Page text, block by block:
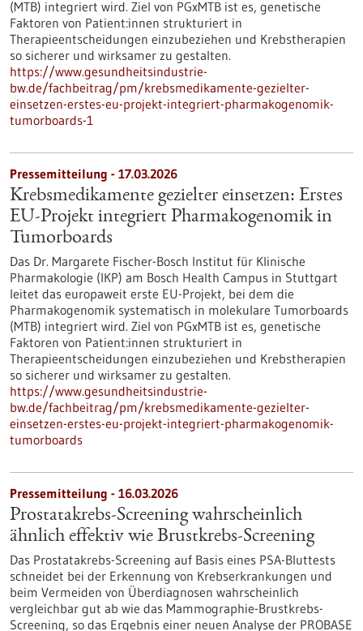
(MTB) integriert wird. Ziel von PGxMTB ist es, genetische
Faktoren von Patient:innen strukturiert in
Therapieentscheidungen einzubeziehen und Krebstherapien
so sicherer und wirksamer zu gestalten.
https://www.gesundheitsindustrie-
bw.de/fachbeitrag/pm/krebsmedikamente-gezielter-
einsetzen-erstes-eu-projekt-integriert-pharmakogenomik-
tumorboards-1
Pressemitteilung - 17.03.2026
Krebsmedikamente gezielter einsetzen: Erstes
EU-Projekt integriert Pharmakogenomik in
Tumorboards
Das Dr. Margarete Fischer-Bosch Institut für Klinische
Pharmakologie (IKP) am Bosch Health Campus in Stuttgart
leitet das europaweit erste EU-Projekt, bei dem die
Pharmakogenomik systematisch in molekulare Tumorboards
(MTB) integriert wird. Ziel von PGxMTB ist es, genetische
Faktoren von Patient:innen strukturiert in
Therapieentscheidungen einzubeziehen und Krebstherapien
so sicherer und wirksamer zu gestalten.
https://www.gesundheitsindustrie-
bw.de/fachbeitrag/pm/krebsmedikamente-gezielter-
einsetzen-erstes-eu-projekt-integriert-pharmakogenomik-
tumorboards
Pressemitteilung - 16.03.2026
Prostatakrebs-Screening wahrscheinlich
ähnlich effektiv wie Brustkrebs-Screening
Das Prostatakrebs-Screening auf Basis eines PSA-Bluttests
schneidet bei der Erkennung von Krebserkrankungen und
beim Vermeiden von Überdiagnosen wahrscheinlich
vergleichbar gut ab wie das Mammographie-Brustkrebs-
Screening, so das Ergebnis einer neuen Analyse der PROBASE